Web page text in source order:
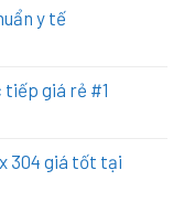
y tế
giá rẻ #1
304 giá tốt tại